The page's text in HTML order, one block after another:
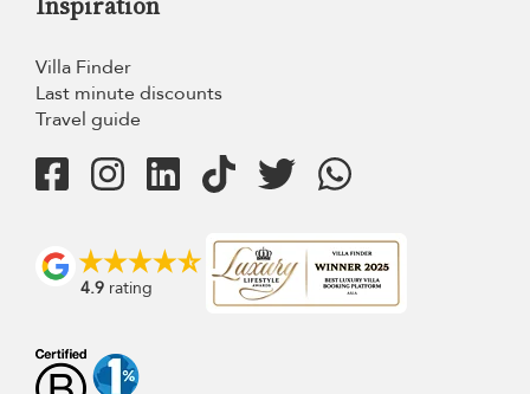
Villa Finder
Last minute discounts
Travel guide
4.9 rating